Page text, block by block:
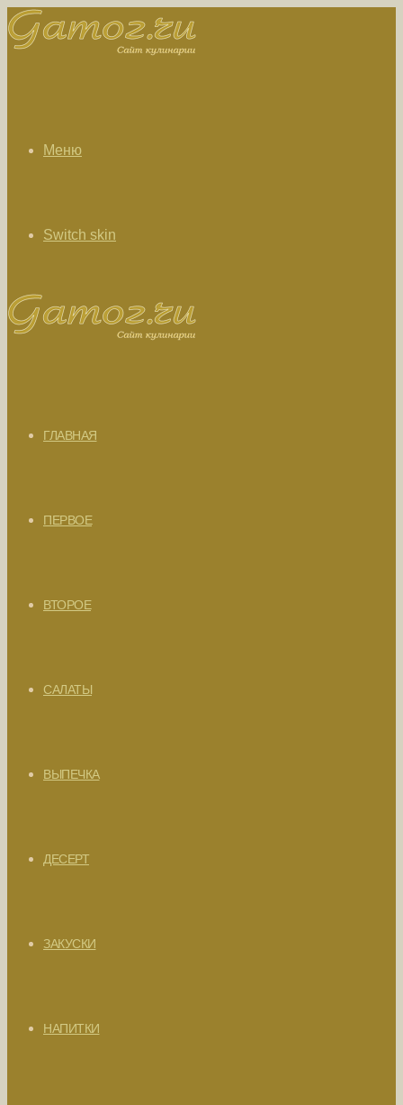
Меню
Switch skin
ГЛАВНАЯ
ПЕРВОЕ
ВТОРОЕ
САЛАТЫ
ВЫПЕЧКА
ДЕСЕРТ
ЗАКУСКИ
НАПИТКИ